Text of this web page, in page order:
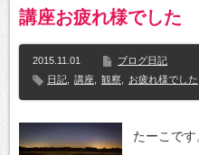
講座お疲れ様でした
2015.11.01
ブログ日記
日記
講座 観察 お疲れ様でした
たーこで